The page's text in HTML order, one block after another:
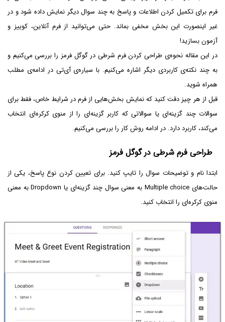
فرم برای تکمیل کردن اطلاعات و پاسخ به چند سوال دیگر نمایش داده شود و در
غیر اینصورت این بخش مخفی بماند. حتی می‌توانید از فرم آنلاین، کوییز و
آزمون بسازید!
در این مقاله نحوه‌ی طراحی کردن فرم شرطی در گوگل فرمز را بررسی می‌کنیم و
به چند نکته‌ی کاربردی دیگر اشاره می‌کنیم. با سیاره‌ی آی‌تی در ادامه‌ی مطلب
همراه شوید.
قبل از هر چیز دقت کنید که نمایش بخش‌هایی از فرم در شرایط خاص، فقط برای
سوالات چند گزینه‌ای یا سوالاتی که کاربر گزینه‌ای را از منوی کرکره‌ای انتخاب
می‌کند، کاربرد دارد. در ادامه روش کار را بررسی می‌کنیم.
طراحی فرم شرطی در گوگل فرمز
ابتدا نام و توضیحات سوال را تایپ کنید. برای تعیین کردن نوع پاسخ، یکی از
حالت‌های Multiple choice به معنی سوال چند گزینه‌ای یا Dropdown به معنی
منوی کرکره‌ای را انتخاب کنید.